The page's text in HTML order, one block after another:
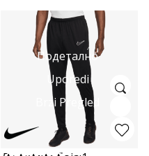
Подетално
Uporedi
Brzi Pregled